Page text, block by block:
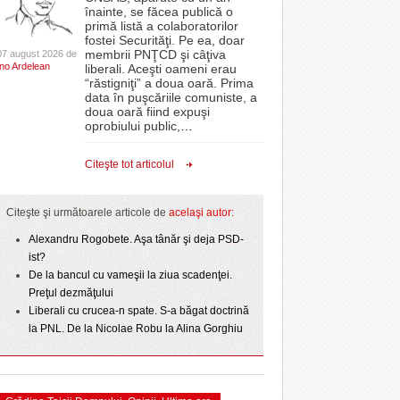
Superliga în
derby-urile
atacă
o nou-promovată
ce a pierdut
- 3 August 2026
Filmul „Ultimul ingredient”, o poveste a
Banatului în competiția internațională Food Film
Menu/VIDEO- 5 August 2026
Aflați secretele Timișoarei în cadrul unui nou tur
gratuit organizat de Asociația Turism Alternativ-
View all
proiectelor derulate de instituție din fonduri
europene/FOTO
ANAF oferă persoanelor fizice posibilitatea să
beneficieze de Declarația Unică 212
precompletată- 25 November 2025
CLIPURI VIDEO
JOCURI ONLINE
DIVERSE
FARMACII DIN
TIMIŞOARA
HARTA TIMIŞOAREI
LICEE, ŞCOLI ŞI
SFATUL MEDICULUI
august 2026 de
Ardelean
înainte, se făcea publică o
primă listă a colaboratorilor
fostei Securităţi. Pe ea, doar
membrii PNŢCD şi câţiva
liberali. Aceşti oameni erau
“răstigniţi” a doua oară. Prima
data în puşcăriile comuniste, a
doua oară fiind expuşi
oprobiului public,
Citeşte tot articolul
Citeşte şi următoarele articole de acelaşi autor:
Alexandru Rogobete. Aşa tânăr şi deja PSD-
ist?
De la bancul cu vameşii la ziua scadenţei.
Preţul dezmăţului
Liberali cu crucea-n spate. S-a băgat doctrină
la PNL. De la Nicolae Robu la Alina Gorghiu